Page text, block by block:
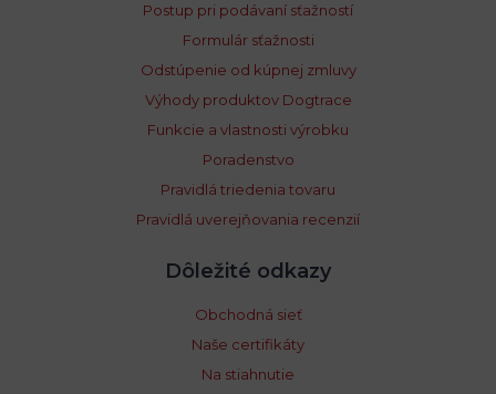
Postup pri podávaní sťažností
Formulár sťažnosti
Odstúpenie od kúpnej zmluvy
Výhody produktov Dogtrace
Funkcie a vlastnosti výrobku
Poradenstvo
Pravidlá triedenia tovaru
Pravidlá uverejňovania recenzií
Dôležité odkazy
Obchodná sieť
Naše certifikáty
Na stiahnutie